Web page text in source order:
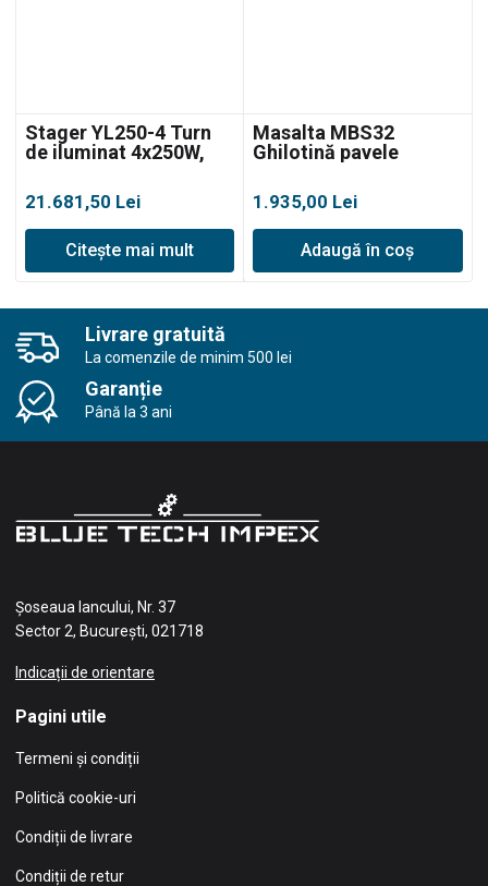
Stager YL250-4 Turn
de iluminat 4x250W,
21.681,50 Lei
Citește mai mult
Masalta MBS32
Ghilotină pavele
1.935,00 Lei
Adaugă în coș
Livrare gratuită
La comenzile de minim 500 lei
Garanție
Până la 3 ani
Șoseaua Iancului, Nr. 37
Sector 2, București, 021718
Indicații de orientare
Pagini utile
Termeni și condiții
Politică cookie-uri
Condiții de livrare
Condiții de retur